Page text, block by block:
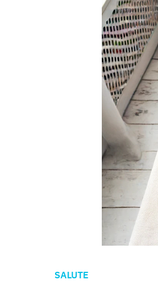
SALUTE